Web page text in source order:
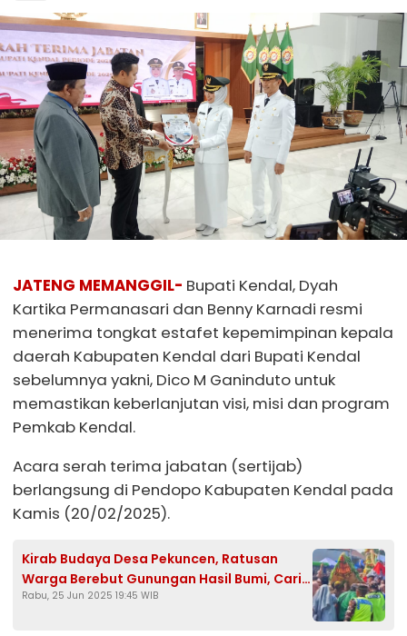
JATENG MEMANGGIL- Bupati Kendal, Dyah
Kartika Permanasari dan Benny Karnadi resmi
menerima tongkat estafet kepemimpinan kepala
daerah Kabupaten Kendal dari Bupati Kendal
sebelumnya yakni, Dico M Ganinduto untuk
memastikan keberlanjutan visi, misi dan program
Pemkab Kendal.
Acara serah terima jabatan (sertijab)
berlangsung di Pendopo Kabupaten Kendal pada
Kamis (20/02/2025).
Kirab Budaya Desa Pekuncen, Ratusan
Warga Berebut Gunungan Hasil Bumi, Cari
Keberkahan
Rabu, 25 Jun 2025 19:45 WIB